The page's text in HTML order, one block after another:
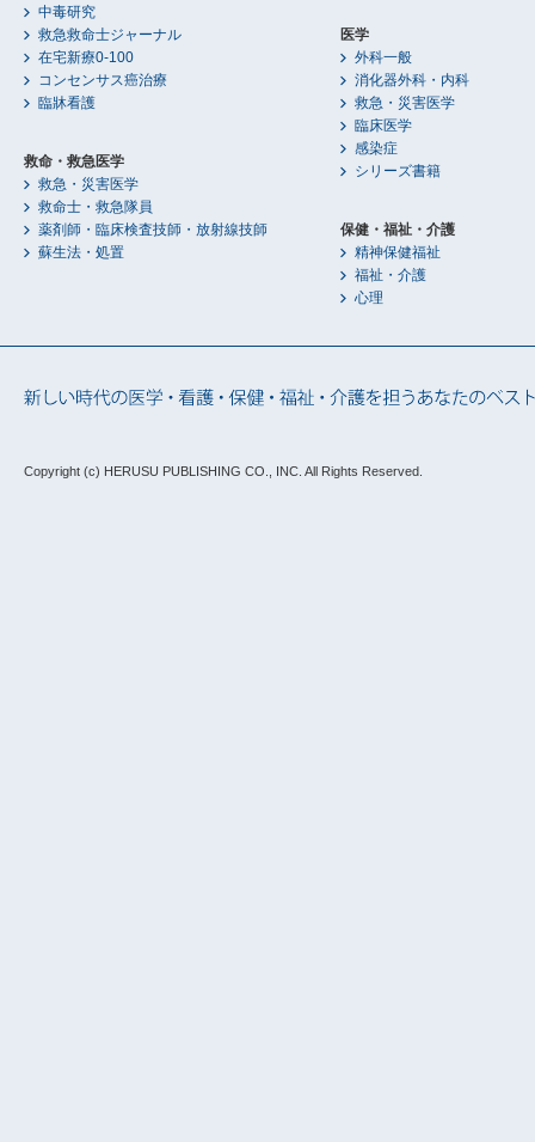
中毒研究
救急救命士ジャーナル
在宅新療0-100
コンセンサス癌治療
臨牀看護
救命・救急医学
救急・災害医学
救命士・救急隊員
薬剤師・臨床検査技師・放射線技師
蘇生法・処置
医学
外科一般
消化器外科・内科
救急・災害医学
臨床医学
感染症
シリーズ書籍
保健・福祉・介護
精神保健福祉
福祉・介護
心理
Copyright (c) HERUSU PUBLISHING CO., INC. All Rights Reserved.